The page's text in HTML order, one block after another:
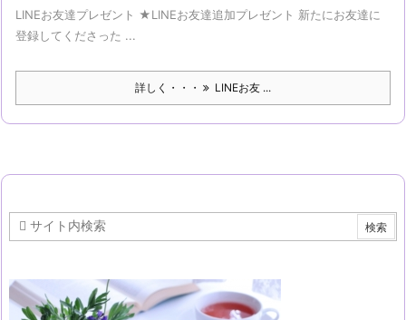
LINEお友達プレゼント ★LINEお友達追加プレゼント 新たにお友達に
登録してくださった ...
詳しく・・・ LINEお友 ...